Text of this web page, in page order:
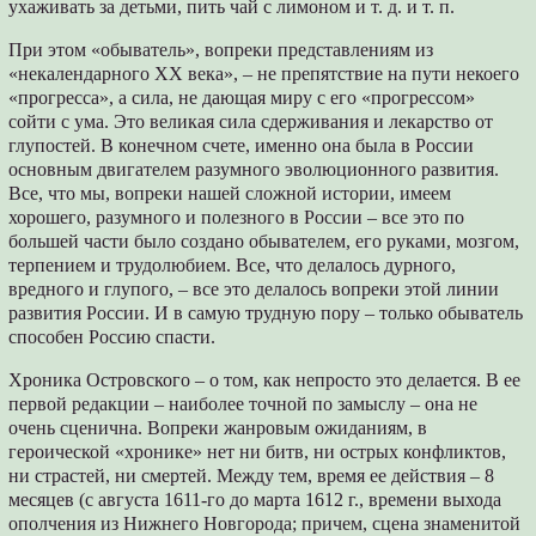
ухаживать за детьми, пить чай с лимоном и т. д. и т. п.
При этом «обыватель», вопреки представлениям из
«некалендарного ХХ века», – не препятствие на пути некоего
«прогресса», а сила, не дающая миру с его «прогрессом»
сойти с ума. Это великая сила сдерживания и лекарство от
глупостей. В конечном счете, именно она была в России
основным двигателем разумного эволюционного развития.
Все, что мы, вопреки нашей сложной истории, имеем
хорошего, разумного и полезного в России – все это по
большей части было создано обывателем, его руками, мозгом,
терпением и трудолюбием. Все, что делалось дурного,
вредного и глупого, – все это делалось вопреки этой линии
развития России. И в самую трудную пору – только обыватель
способен Россию спасти.
Хроника Островского – о том, как непросто это делается. В ее
первой редакции – наиболее точной по замыслу – она не
очень сценична. Вопреки жанровым ожиданиям, в
героической «хронике» нет ни битв, ни острых конфликтов,
ни страстей, ни смертей. Между тем, время ее действия – 8
месяцев (с августа 1611-го до марта 1612 г., времени выхода
ополчения из Нижнего Новгорода; причем, сцена знаменитой